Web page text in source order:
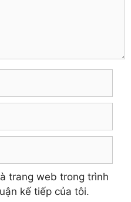
Vĩnh Phúc
trang web trong trình
kế tiếp của tôi.